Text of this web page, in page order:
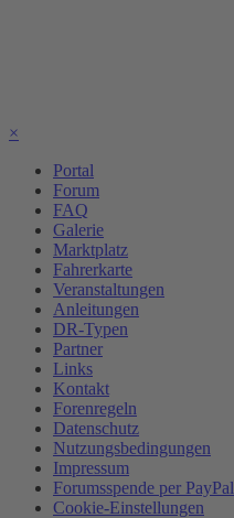
×
Portal
Forum
FAQ
Galerie
Marktplatz
Fahrerkarte
Veranstaltungen
Anleitungen
DR-Typen
Partner
Links
Kontakt
Forenregeln
Datenschutz
Nutzungsbedingungen
Impressum
Forumsspende per PayPal
Cookie-Einstellungen